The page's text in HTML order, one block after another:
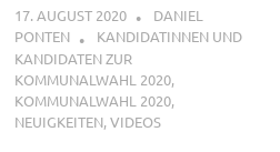
17. AUGUST 2020
DANIEL
PONTEN
KANDIDATINNEN UND
KANDIDATEN ZUR
KOMMUNALWAHL 2020,
KOMMUNALWAHL 2020,
NEUIGKEITEN,VIDEOS